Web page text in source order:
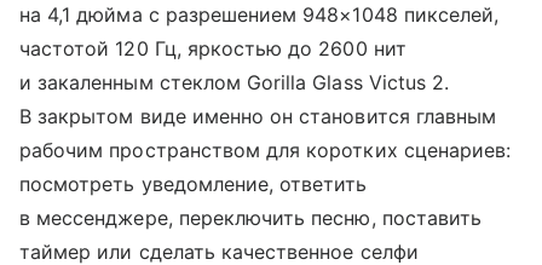
на 4,1 дюйма с разрешением 948×1048 пикселей,
частотой 120 Гц, яркостью до 2600 нит
и закаленным стеклом Gorilla Glass Victus 2.
В закрытом виде именно он становится главным
рабочим пространством для коротких сценариев:
посмотреть уведомление, ответить
в мессенджере, переключить песню, поставить
таймер или сделать качественное селфи